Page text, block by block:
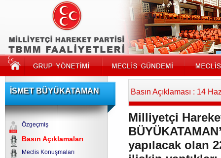
İSMET BÜYÜKATAMAN
Özgeçmiş
Basın Açıklamaları
Meclis Konuşmaları
Basın Açıklaması : 14
Milliyetçi
yapılacak olan